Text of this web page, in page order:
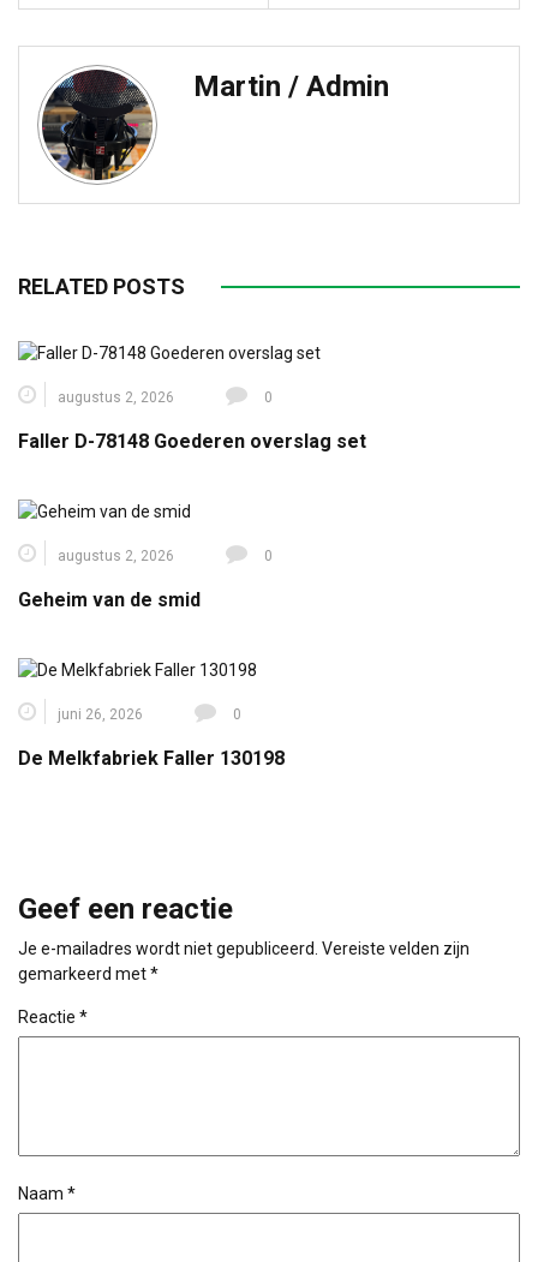
Martin / Admin
RELATED POSTS
augustus 2, 2026 0
Faller D-78148 Goederen overslag set
augustus 2, 2026 0
Geheim van de smid
juni 26, 2026 0
De Melkfabriek Faller 130198
Geef een reactie
Je e-mailadres wordt niet gepubliceerd. Vereiste velden zijn
gemarkeerd met*
Reactie *
Naam *